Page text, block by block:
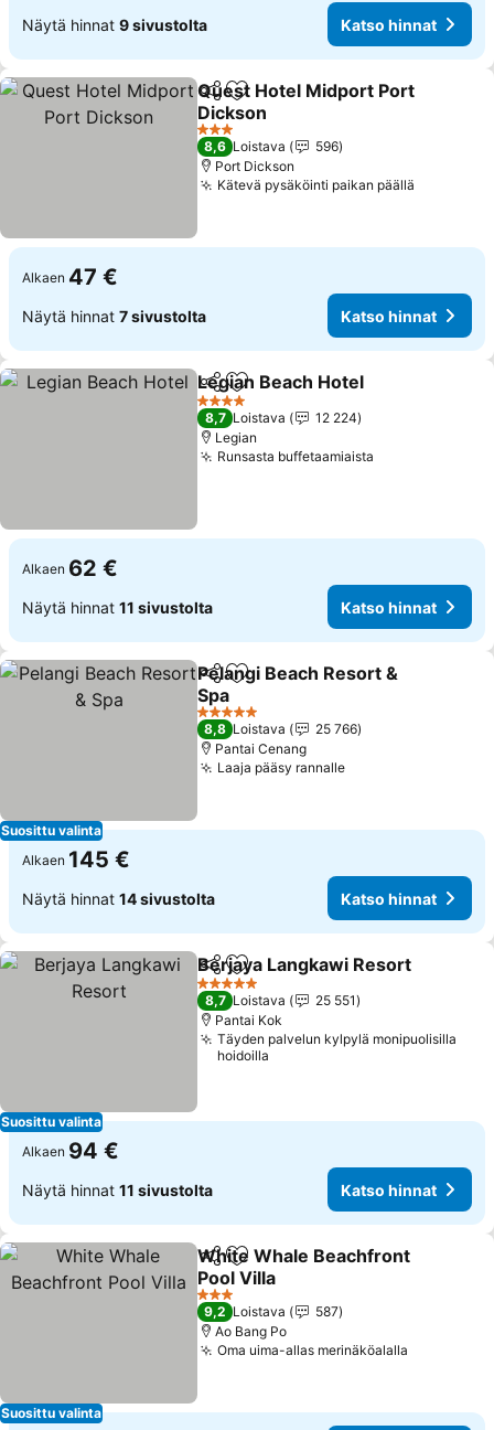
Näytä hinnat 9 sivustolta Katso hinnat
Jaa Lisää suosikkeihin
Quest Hotel Midport Port
Dickson
Katso hinnat
3 Tähtiluokitus
8,6 Loistava
596
Port Dickson
Kätevä pysäköinti paikan päällä
Alkaen 47 €
Näytä hinnat 7 sivustolta Katso hinnat
Jaa Lisää suosikkeihin
Legian Beach Hotel
4 Tähtiluokitus
8,7 Loistava
12 224
Legian
Runsasta buffetaamiaista
Alkaen 62 €
Näytä hinnat 11 sivustolta Katso hinnat
Suosittu valinta
Jaa Lisää suosikkeihin
Pelangi Beach Resort &
Spa
Katso hinnat
5 Tähtiluokitus
8,8 Loistava
25 766
Pantai Cenang
Laaja pääsy rannalleKatso hinnat
Alkaen 145 €
Näytä hinnat 14 sivustolta Katso hinnat
Suosittu valinta
Jaa Lisää suosikkeihin
Berjaya Langkawi Resort
5 Tähtiluokitus
8,7 Loistava
25 551
Pantai Kok
Täyden palvelun kylpylä monipuolisilla
hoidoilla
Alkaen 94 €
Näytä hinnat 11 sivustolta Katso hinnat
Suosittu valinta
Jaa Lisää suosikkeihin
White Whale Beachfront
Pool Villa
Katso hinnat
3 Tähtiluokitus
9,2 Loistava
587
Ao Bang Po
Oma uima-allas merinäköalalla